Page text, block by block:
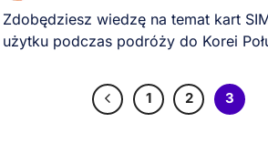
Zdobędziesz wiedzę na temat kart
użytku podczas podróży do Korei
1 2 3